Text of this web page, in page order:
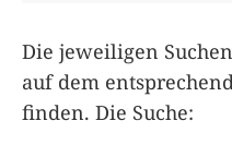
Die jeweiligen
auf dem
finden. Die Suche: